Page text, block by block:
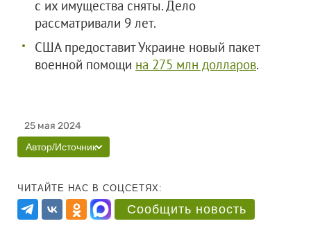
с их имущества сняты. Дело
рассматривали 9 лет.
США предоставит Украине новый пакет
военной помощи на 275 млн долларов.
25 мая 2024
Автор/Источник
ЧИТАЙТЕ НАС В СОЦСЕТЯХ:
Сообщить новость